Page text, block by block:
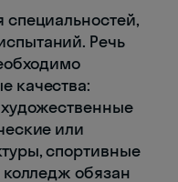
Речь
качества:
или
спортивные
обязан